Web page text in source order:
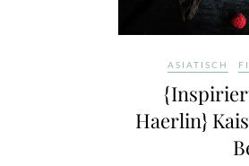
ASIATISCH
Haerlin}